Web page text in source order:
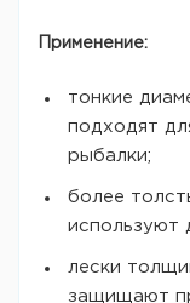
Применение:
тонкие
подходят
рыбалки;
более
используют
лески
защищают